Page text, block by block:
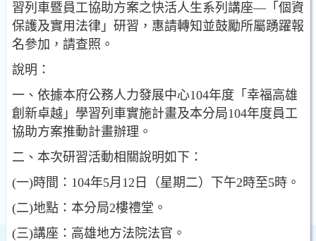
習列車暨員工協助方案之快活人生系列講座—「個資
保護及實用法律」研習，惠請轉知並鼓勵所屬踴躍報
名參加，請查照。
說明：
一、依據本府公務人力發展中心104年度「幸福高雄
創新卓越」學習列車實施計畫及本分局104年度員工
協助方案推動計畫辦理。
二、本次研習活動相關說明如下：
(一)時間：104年5月12日（星期二）下午2時至5時。
(二)地點：本分局2樓禮堂。
(三)講座：高雄地方法院法官。